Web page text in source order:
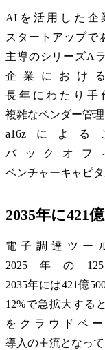
AIを活用した企
スタートアップで
主導のシリーズA
企業におけ
長年にわたり手
複雑なベンダー管
a16zによ
バックオフ
ベンチャーキャピ
2035年に421
電子調達ツール
2025年の
2035年には421億
12%で急拡大する
をクラウドベ
導入の主流となって